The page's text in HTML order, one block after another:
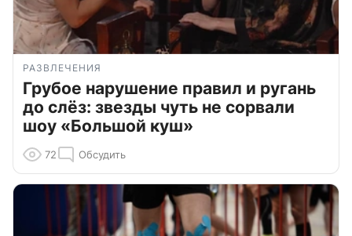
РАЗВЛЕЧЕНИЯ
Грубое нарушение правил и ругань
до слёз: звезды чуть не сорвали
шоу «Большой куш»
72 Обсудить